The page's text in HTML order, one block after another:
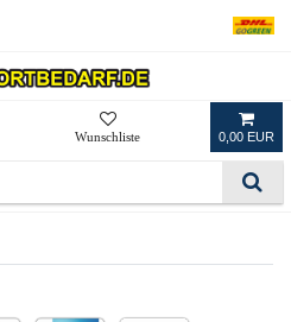
0,00 EUR